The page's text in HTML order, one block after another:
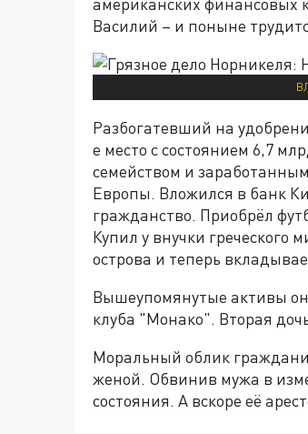
Василий – и поныне
Разбогатевший на
е место с состоянием 6,7
семейством и
Европы. Вложился в банк
гражданство. Приобрёл
Купил у внучки греческого
острова и теперь
Вышеупомянутые активы
клуба "Монако". Вторая
Моральный облик
женой. Обвинив мужа в
состояния. А вскоре её